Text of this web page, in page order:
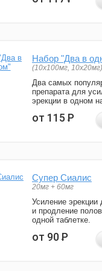
Набор "Два в
(10x100мг, 10x20мг)
Два самых
препарата для
эрекции в одном
от 115Р
Супер Сиалис
20мг + 60мг
Усиление эрекции
и продление
одной таблетке.
от 90Р